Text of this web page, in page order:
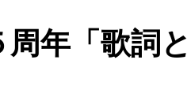
周年「歌詞